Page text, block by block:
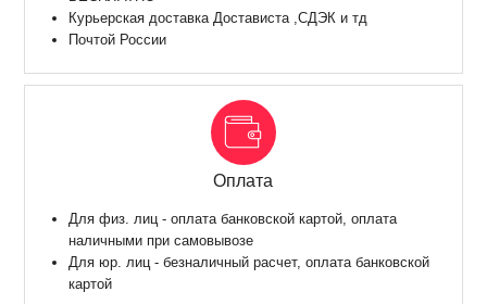
Курьерская доставка Достависта ,СДЭК и тд
Почтой России
Оплата
Для физ. лиц - оплата банковской картой, оплата
наличными при самовывозе
Для юр. лиц - безналичный расчет, оплата банковской
картой